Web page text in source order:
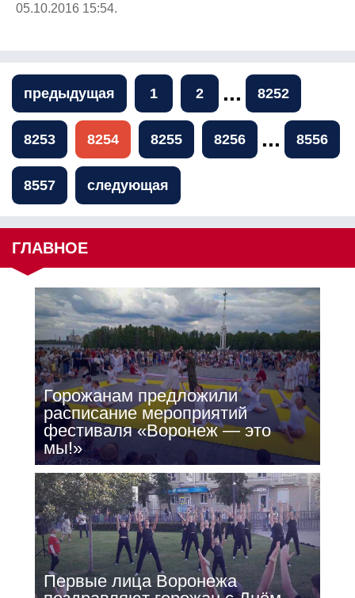
05.10.2016 15:54.
предыдущая 1 2 ... 8252
8253 8254 8255 8256 ... 8556
8557 следующая
ГЛАВНОЕ
Горожанам предложили
расписание мероприятий
фестиваля «Воронеж — это
мы!»
Первые лица Воронежа